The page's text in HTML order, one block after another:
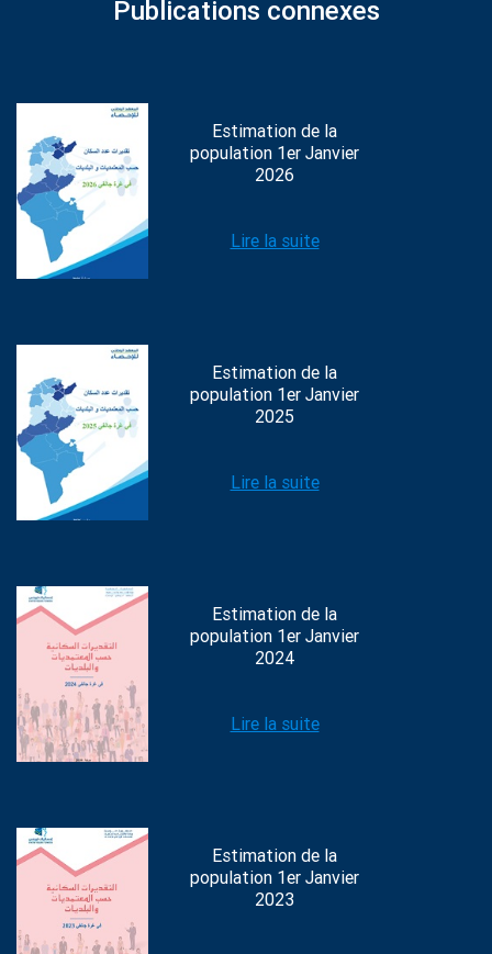
Publications connexes
Estimation de la
population 1er Janvier
2026
Lire la suite
Estimation de la
population 1er Janvier
2025
Lire la suite
Estimation de la
population 1er Janvier
2024
Lire la suite
Estimation de la
population 1er Janvier
2023